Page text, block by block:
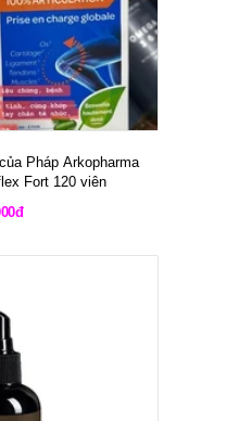
Pháp Arkopharma
Fort 120 viên